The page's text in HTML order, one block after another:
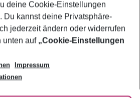
deine Cookie-Einstellungen
Du kannst deine Privatsphäre-
jederzeit ändern oder widerrufen
unten auf „Cookie-Einstellungen
Impressum